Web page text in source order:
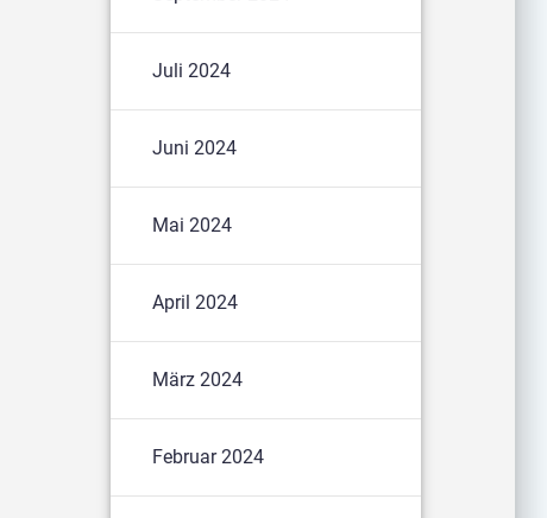
Juli 2024
Juni 2024
Mai 2024
April 2024
März 2024
Februar 2024